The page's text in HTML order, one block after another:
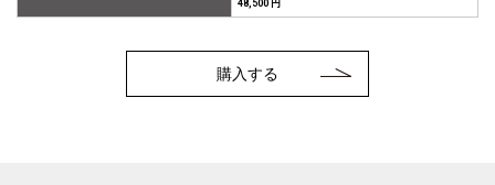
48,500 円
購入する